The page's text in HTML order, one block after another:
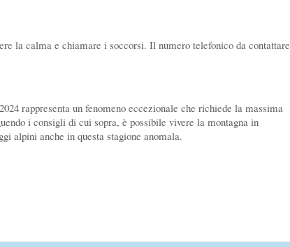
la calma e chiamare i soccorsi. Il numero telefonico da contattare
rappresenta un fenomeno eccezionale che richiede la massima
i consigli di cui sopra, è possibile vivere la montagna in
alpini anche in questa stagione anomala.